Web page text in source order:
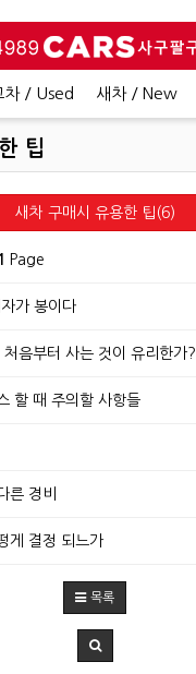
차 / Used 새차 / New
팁
새차 구매시 유용한 팁(6)
1 Page
가 봉이다
처음부터 사는 것이 유리한가?
할 때 주의할 사항들
른 경비
게 결정 되느가
목록